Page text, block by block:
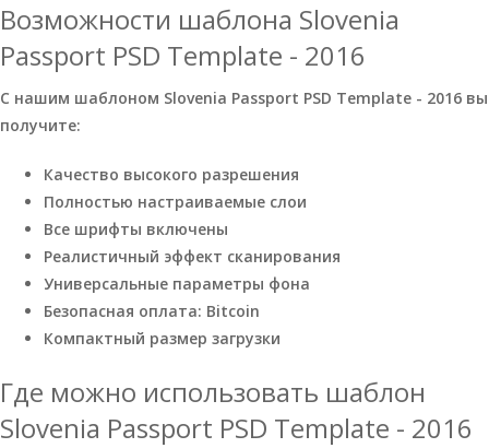
Возможности шаблона Slovenia
Passport PSD Template - 2016
С нашим шаблоном Slovenia Passport PSD Template - 2016 вы
получите:
Качество высокого разрешения
Полностью настраиваемые слои
Все шрифты включены
Реалистичный эффект сканирования
Универсальные параметры фона
Безопасная оплата: Bitcoin
Компактный размер загрузки
Где можно использовать шаблон
Slovenia Passport PSD Template - 2016